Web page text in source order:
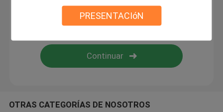
PRESENTACIóN
Compresor de punto de la tela
Secadora del cilindro
OTRAS CATEGORÍAS DE NOSOTROS